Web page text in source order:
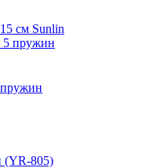
см Sunlin